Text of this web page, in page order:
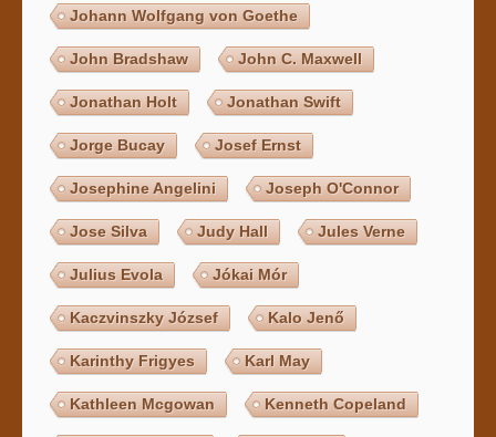
Johann Wolfgang von Goethe
John Bradshaw John C. Maxwell
Jonathan Holt Jonathan Swift
Jorge Bucay Josef Ernst
Josephine Angelini Joseph O'Connor
Jose Silva Judy Hall Jules Verne
Julius Evola Jókai Mór
Kaczvinszky József Kalo Jenő
Karinthy Frigyes Karl May
Kathleen Mcgowan Kenneth Copeland